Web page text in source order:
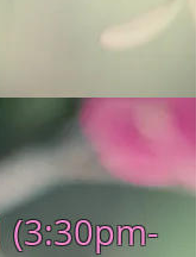
(3:30pm-